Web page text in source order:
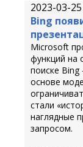
2023-03-
Bing
Microsoft
функций на
поиске
основе
стали
наглядные
запросом.